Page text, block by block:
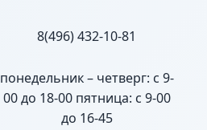
8(496) 432-10-81
понедельник – четверг: с 9-
00 до 18-00 пятница: с 9-00
до 16-45